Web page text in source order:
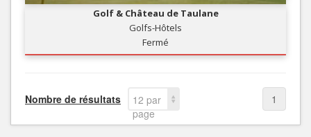
Golf & Château de Taulane
Golfs-Hôtels
Fermé
Nombre de résultats
12 par
page
1